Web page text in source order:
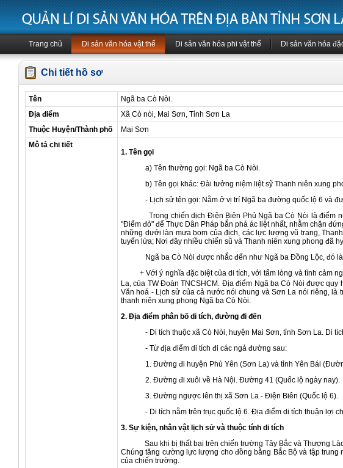
Trang chủ Di sản văn hóa vật thể Di sản văn hóa phi vật thể Di sản văn hóa
Chi tiết hồ sơ
Tên
Ngã ba Cò Nòi.
Địa điểm
Xã Cò nòi, Mai Sơn, Tỉnh Sơn La
Thuộc Huyện/Thành phố
Mai Sơn
Mô tả chi tiết
1. Tên gọi
a) Tên thường gọi: Ngã ba Cò Nòi.
b) Tên gọi khác: Đài tưởng niệm liệt sỹ Thanh niên xung
- Lịch sử tên gọi: Nằm ở vị trí Ngã ba đường quốc lộ 6 và
Trong chiến dịch Điện Biên Phủ Ngã ba Cò Nòi là điểm nút
"Điểm đỏ" để Thực Dân Pháp bắn phá ác liệt nhất, nhằm chặn
những dưới làn mưa bom của địch, các lực lượng vũ trang,
tuyến lửa; Nơi đây nhiều chiến sũ và Thanh niên xung phong đã
Ngã ba Cò Nòi được nhắc đến như Ngã ba Đồng Lộc, đó
+ Với ý nghĩa đặc biệt của di tích, với tấm lòng và tình cảm
La, của TW Đoàn TNCSHCM. Địa điểm Ngã ba Cò Nòi được quy
Văn hoá - Lịch sử của cả nước nói chung và Sơn La nói riêng,
thanh niên xung phong Ngã ba Cò Nòi.
2. Địa điểm phân bố di tích, đường đi đến
- Di tích thuộc xã Cò Nòi, huyện Mai Sơn, tỉnh Sơn La. Di
- Từ địa điểm di tích đi các ngả đường sau:
1. Đường đi huyện Phù Yên (Sơn La) và tỉnh Yên Bái
2. Đường đi xuôi về Hà Nội. Đường 41 (Quốc lộ ngày nay).
3. Đường ngược lên thị xã Sơn La - Điện Biên (Quốc lộ 6).
- Di tích nằm trên trục quốc lộ 6. Địa điểm di tích thuận lợi
3. Sự kiện, nhân vật lịch sử và thuộc tính di tích
Sau khi bị thất bại trên chiến trường Tây Bắc và Thượng Lào
Chúng tăng cường lực lượng cho đồng bằng Bắc Bộ và tập
của chiến trường.